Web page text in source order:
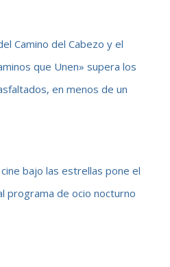
Camino del Cabezo y el
que Unen» supera los
en menos de un
bajo las estrellas pone el
programa de ocio nocturno